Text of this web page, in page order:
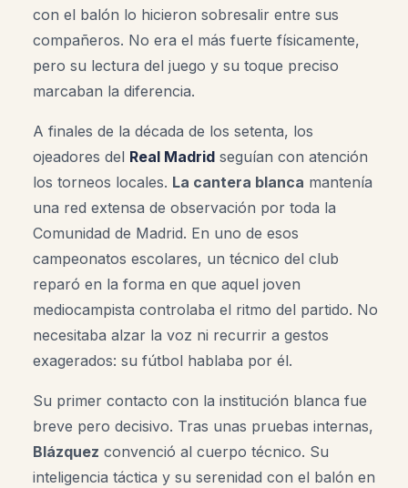
con el balón lo hicieron sobresalir entre sus
compañeros. No era el más fuerte físicamente,
pero su lectura del juego y su toque preciso
marcaban la diferencia.
A finales de la década de los setenta, los
ojeadores del Real Madrid seguían con atención
los torneos locales. La cantera blanca mantenía
una red extensa de observación por toda la
Comunidad de Madrid. En uno de esos
campeonatos escolares, un técnico del club
reparó en la forma en que aquel joven
mediocampista controlaba el ritmo del partido. No
necesitaba alzar la voz ni recurrir a gestos
exagerados: su fútbol hablaba por él.
Su primer contacto con la institución blanca fue
breve pero decisivo. Tras unas pruebas internas,
Blázquez convenció al cuerpo técnico. Su
inteligencia táctica y su serenidad con el balón en